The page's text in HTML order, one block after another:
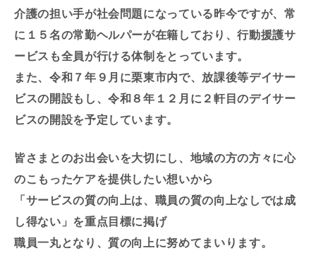
介護の担い手が社会問題になっている昨今ですが、常
に１５名の常勤ヘルパーが在籍しており、行動援護サ
ービスも全員が行ける体制をとっています。
また、令和７年９月に栗東市内で、放課後等デイサー
ビスの開設もし、令和８年１２月に２軒目のデイサー
ビスの開設を予定しています。
皆さまとのお出会いを大切にし、地域の方の方々に心
のこもったケアを提供したい想いから
「サービスの質の向上は、職員の質の向上なしでは成
し得ない」を重点目標に掲げ
職員一丸となり、質の向上に努めてまいります。